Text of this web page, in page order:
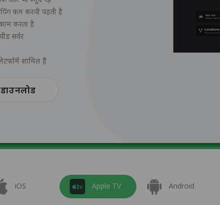
कम करनी पड़ती है
करता है
सर्वर
शामिल हैं
iOS Apple TV Android